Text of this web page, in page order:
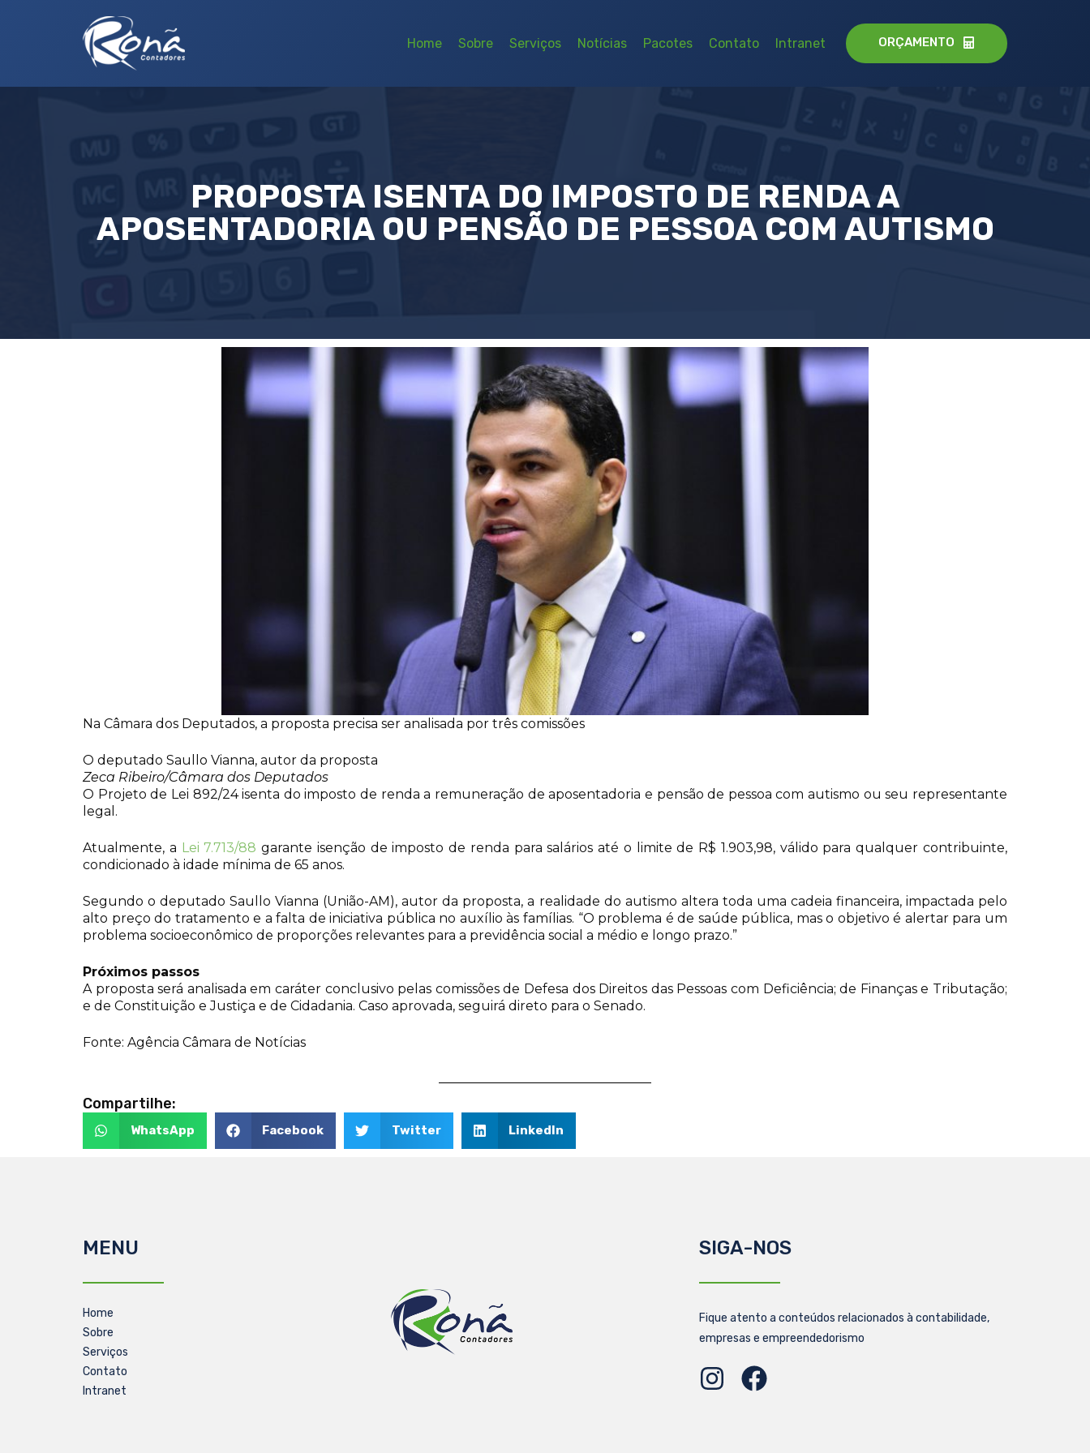
Home Sobre Serviços Notícias Pacotes Contato Intranet ORÇAMENTO
PROPOSTA ISENTA DO IMPOSTO DE RENDA A
APOSENTADORIA OU PENSÃO DE PESSOA COM AUTISMO
Na Câmara dos Deputados, a proposta precisa ser analisada por três comissões
O deputado Saullo Vianna, autor da proposta
Zeca Ribeiro/Câmara dos Deputados
O Projeto de Lei 892/24 isenta do imposto de renda a remuneração de aposentadoria e pensão de pessoa com autismo ou seu representante
legal.
Atualmente, a Lei 7.713/88 garante isenção de imposto de renda para salários até o limite de R$ 1.903,98, válido para qualquer contribuinte,
condicionado à idade mínima de 65 anos.
Segundo o deputado Saullo Vianna (União-AM), autor da proposta, a realidade do autismo altera toda uma cadeia financeira, impactada pelo
alto preço do tratamento e a falta de iniciativa pública no auxílio às famílias. “O problema é de saúde pública, mas o objetivo é alertar para um
problema socioeconômico de proporções relevantes para a previdência social a médio e longo prazo.”
Próximos passos
A proposta será analisada em caráter conclusivo pelas comissões de Defesa dos Direitos das Pessoas com Deficiência; de Finanças e Tributação;
e de Constituição e Justiça e de Cidadania. Caso aprovada, seguirá direto para o Senado.
Fonte: Agência Câmara de Notícias
Compartilhe:
WhatsApp Facebook Twitter LinkedIn
MENU
Home
Sobre
Serviços
Contato
Intranet
SIGA-NOS
Fique atento a conteúdos relacionados à contabilidade,
empresas e empreendedorismo